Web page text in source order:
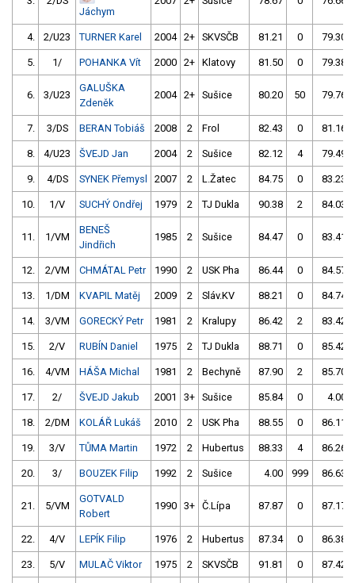
Jáchym
4. 2/U23 TURNER Karel 2004 2+ SKVSČB 81.21 0 79.30
5. 1/ POHANKA Vít 2000 2+ Klatovy 81.50 0 79.38
6. 3/U23
GALUŠKA
Zdeněk
2004 2+ Sušice 80.20 50 79.76
7. 3/DS BERAN Tobiáš 2008 2 Frol 82.43 0 81.16
8. 4/U23 ŠVEJD Jan 2004 2 Sušice 82.12 4 79.49
9. 4/DS SYNEK Přemysl 2007 2 L.Žatec 84.75 0 83.23
10. 1/V SUCHÝ Ondřej 1979 2 TJ Dukla 90.38 2 84.03
11. 1/VM
BENEŠ
Jindřich
1985 2 Sušice 84.47 0 83.41
12. 2/VM CHMÁTAL Petr 1990 2 USK Pha 86.44 0 84.57
13. 1/DM KVAPIL Matěj 2009 2 Sláv.KV 88.21 0 84.74
14. 3/VM GORECKÝ Petr 1981 2 Kralupy 86.42 2 83.42
15. 2/V RUBÍN Daniel 1975 2 TJ Dukla 88.71 0 85.42
16. 4/VM HÁŠA Michal 1981 2 Bechyně 87.90 2 85.70
17. 2/ ŠVEJD Jakub 2001 3+ Sušice 85.84 0 4.00
18. 2/DM KOLÁŘ Lukáš 2010 2 USK Pha 88.55 0 86.11
19. 3/V TŮMA Martin 1972 2 Hubertus 88.33 4 86.26
20. 3/ BOUZEK Filip 1992 2 Sušice 4.00 999 86.63
21. 5/VM
GOTVALD
Robert
1990 3+ Č.Lípa 87.87 0 87.17
22. 4/V LEPÍK Filip 1976 2 Hubertus 87.34 0 86.38
23. 5/V MULAČ Viktor 1975 2 SKVSČB 91.81 0 87.42